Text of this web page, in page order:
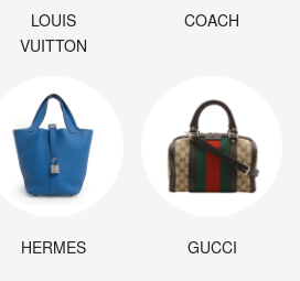
LOUIS
VUITTON
COACH
HERMES GUCCI